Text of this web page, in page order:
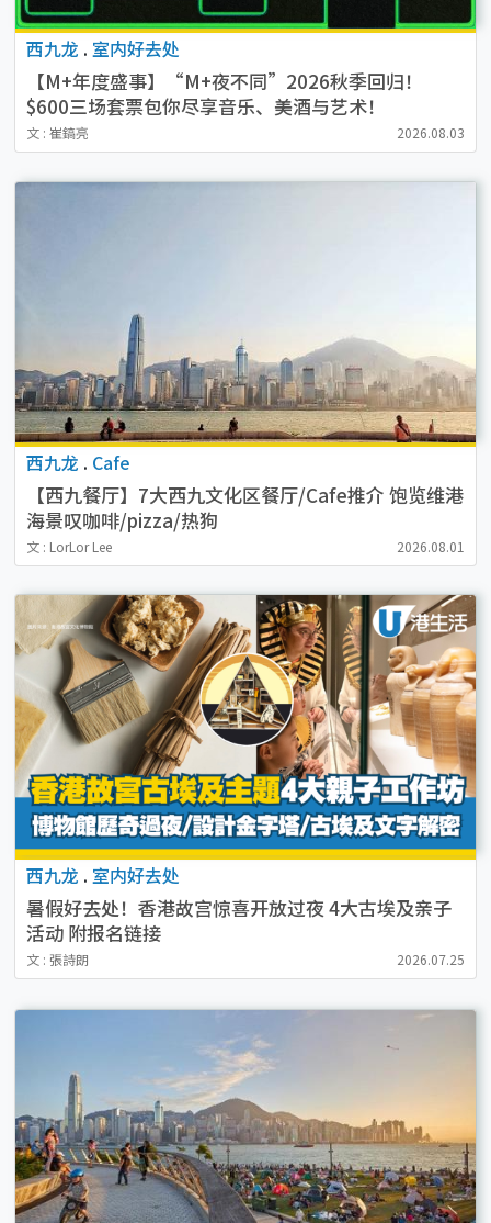
西九龙 . 室内好去处
【M+年度盛事】“M+夜不同”2026秋季回归！
$600三场套票包你尽享音乐、美酒与艺术！
文 : 崔鎬亮 2026.08.03
西九龙 . Cafe
【西九餐厅】7大西九文化区餐厅/Cafe推介 饱览维港
海景叹咖啡/pizza/热狗
文 : LorLor Lee 2026.08.01
西九龙 . 室内好去处
暑假好去处！香港故宫惊喜开放过夜 4大古埃及亲子
活动 附报名链接
文 : 張詩朗 2026.07.25